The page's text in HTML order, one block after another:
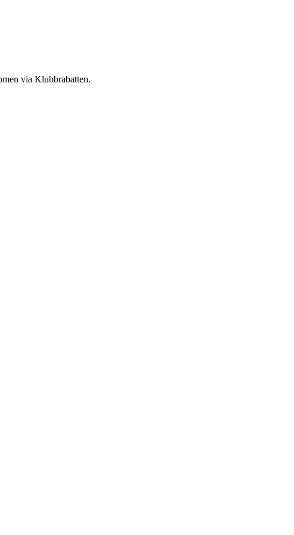
via Klubbrabatten.